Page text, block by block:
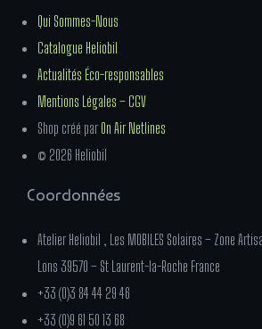
Qui Sommes-Nous
Catalogue Heliobil
Actualités Éco-responsables
Mentions Légales – CGV
Shop créé par On Air Netlines
© 2026 Heliobil
Coordonnées
Atelier Heliobil , Les MOBILES Solaires – Zone
Lons 39570 – St Laurent-la-Roche France
+33 (0)3 84 44 29 46
+33 (0)9 61 50 13 68